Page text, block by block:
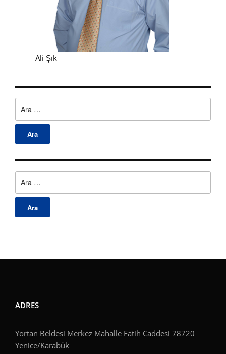
Ali Şık
ADRES
Yortan Beldesi Merkez Mahalle Fatih Caddesi 78720
Yenice/Karabük